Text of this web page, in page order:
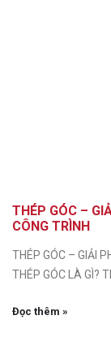
THÉP GÓC –
CÔNG TRÌNH
THÉP GÓC – GIẢI
THÉP GÓC LÀ GÌ?
Đọc thêm »